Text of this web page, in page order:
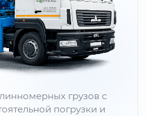
грузов с
погрузки и